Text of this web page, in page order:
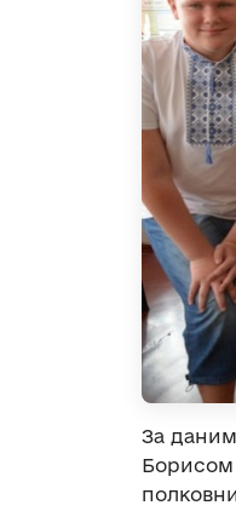
За
Борисом